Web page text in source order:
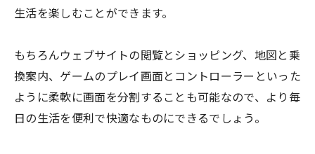
生活を楽しむことができます。
もちろんウェブサイトの閲覧とショッピング、地図と乗
換案内、ゲームのプレイ画面とコントローラーといった
ように柔軟に画面を分割することも可能なので、より毎
日の生活を便利で快適なものにできるでしょう。